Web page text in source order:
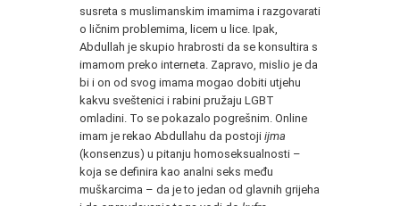
susreta s muslimanskim imamima i razgovarati
o ličnim problemima, licem u lice. Ipak,
Abdullah je skupio hrabrosti da se konsultira s
imamom preko interneta. Zapravo, mislio je da
bi i on od svog imama mogao dobiti utjehu
kakvu sveštenici i rabini pružaju LGBT
omladini. To se pokazalo pogrešnim. Online
imam je rekao Abdullahu da postoji ijma
(konsenzus) u pitanju homoseksualnosti –
koja se definira kao analni seks među
muškarcima – da je to jedan od glavnih grijeha